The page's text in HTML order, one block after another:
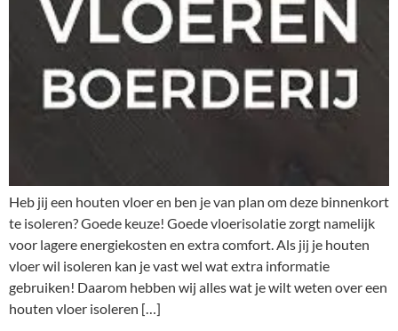
Heb jij een houten vloer en ben je van plan om deze binnenkort
te isoleren? Goede keuze! Goede vloerisolatie zorgt namelijk
voor lagere energiekosten en extra comfort. Als jij je houten
vloer wil isoleren kan je vast wel wat extra informatie
gebruiken! Daarom hebben wij alles wat je wilt weten over een
houten vloer isoleren […]